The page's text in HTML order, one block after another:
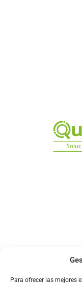
Para ofrecer las mejores